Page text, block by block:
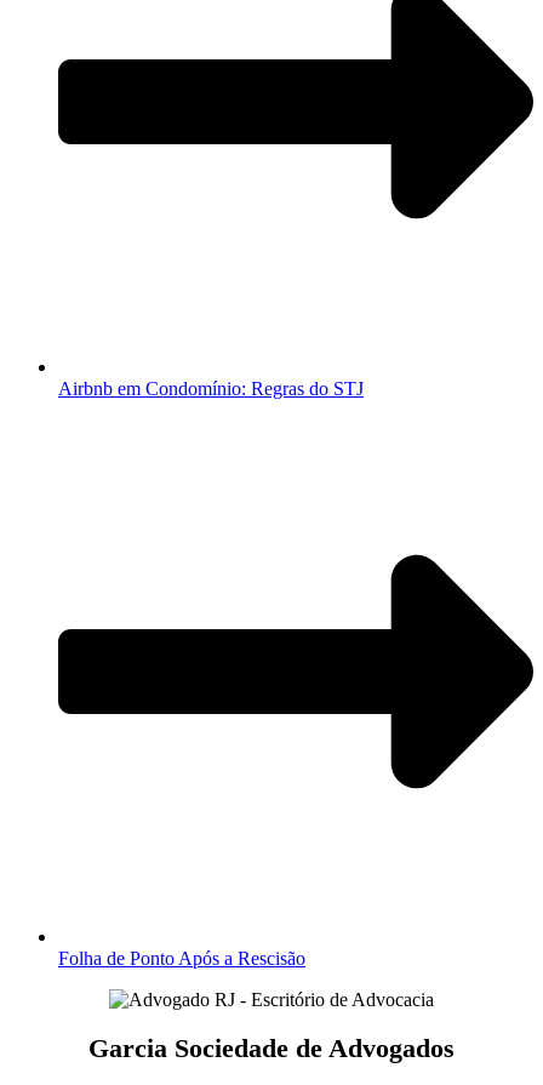
Airbnb em Condomínio: Regras do STJ
Folha de Ponto Após a Rescisão
Garcia Sociedade de Advogados